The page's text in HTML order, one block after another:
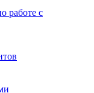
работе с